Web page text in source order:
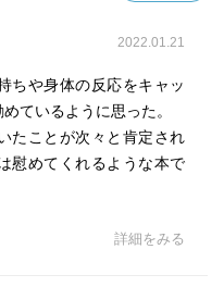
2022.01.21
ちや身体の反応をキャッ
ているように思った。
たことが次々と肯定され
慰めてくれるような本で
詳細をみる